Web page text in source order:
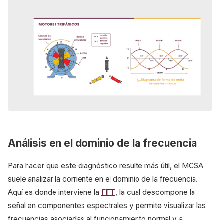
Análisis en el dominio de la frecuencia
Para hacer que este diagnóstico resulte más útil, el MCSA
suele analizar la corriente en el dominio de la frecuencia.
Aquí es donde interviene la FFT, la cual descompone la
señal en componentes espectrales y permite visualizar las